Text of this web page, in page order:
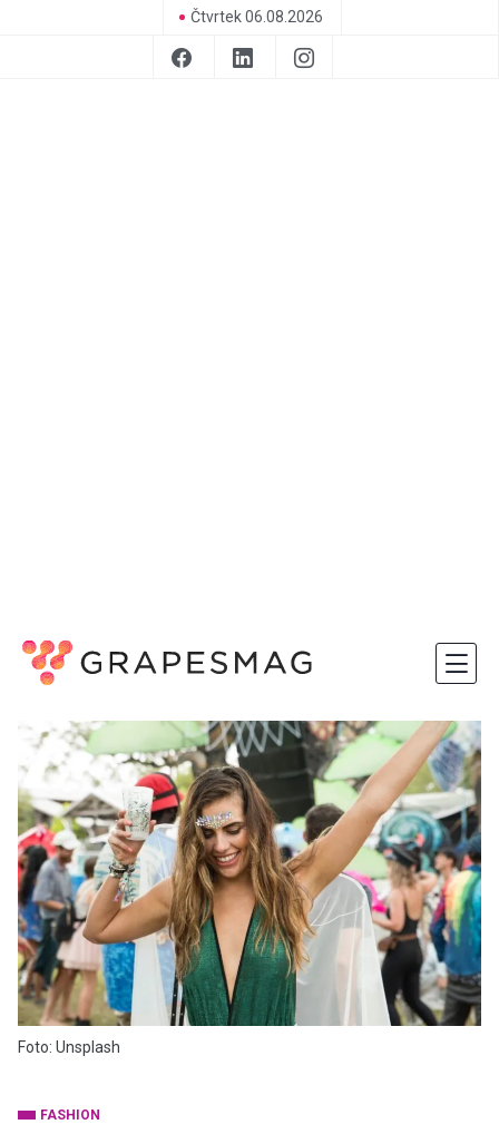
Čtvrtek 06.08.2026
Foto: Unsplash
FASHION